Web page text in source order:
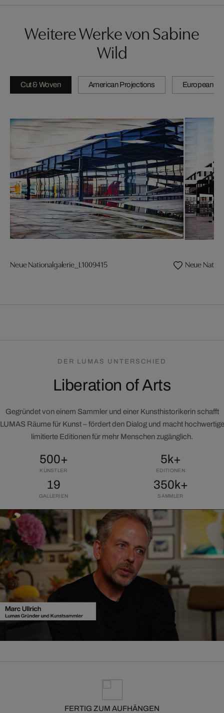
Weitere Werke von Sabine
Wild
Cut & Woven American Projections European
Neue Nationalgalerie_L1009415 Neue
DER LUMAS UNTERSCHIED
Liberation of Arts
Gegründet von einem Sammler und einer Kunsthistorikerin schafft
LUMAS Räume für Kunst – fördert den Dialog und macht hochwertige
limitierte Editionen für mehr Menschen zugänglich.
500+
KÜNSTLER
5k+
EDITIONEN
19
GALLERIEN
350k+
SAMMLER
FERTIG ZUM AUFHÄNGEN